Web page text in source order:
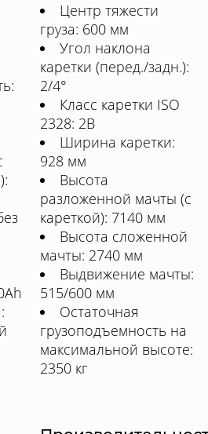
Центр тяжести
груза: 600 мм
Угол наклона
каретки (перед./задн.):
2/4°
Класс каретки ISO
2328: 2B
Ширина каретки:
928 мм
Высота
разложенной мачты (с
кареткой): 7140 мм
Высота сложенной
мачты: 2740 мм
Выдвижение мачты:
515/600 мм
Остаточная
грузоподъемность на
максимальной высоте:
2350 кг